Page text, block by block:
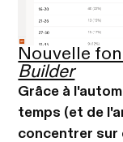
Nouvelle
Builder
Grâce à
temps (et de
concentrer sur